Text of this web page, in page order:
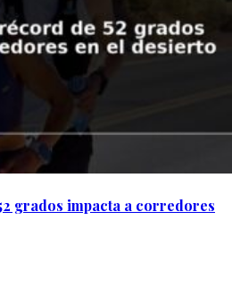
grados impacta a corredores